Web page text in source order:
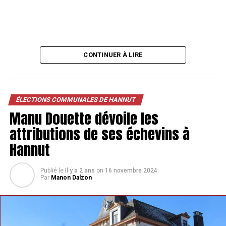
Voir cette publication sur Instagram
Une publication partagée par Radio Compile (@radiocompile)
CONTINUER À LIRE
ÉLECTIONS COMMUNALES DE HANNUT
Manu Douette dévoile les
attributions de ses échevins à
Hannut
Publié le Il y a 2 ans on 16 novembre 2024
Par Manon Dalzon